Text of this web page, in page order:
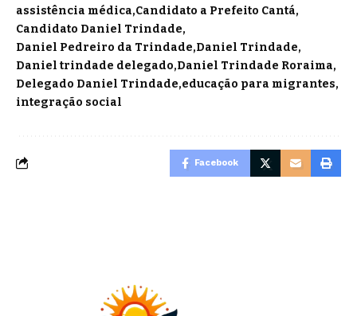
assistência médica Candidato a Prefeito Cantá
Candidato Daniel Trindade
Daniel Pedreiro da Trindade Daniel Trindade
Daniel trindade delegado Daniel Trindade Roraima
Delegado Daniel Trindade educação para migrantes
integração social
Facebook